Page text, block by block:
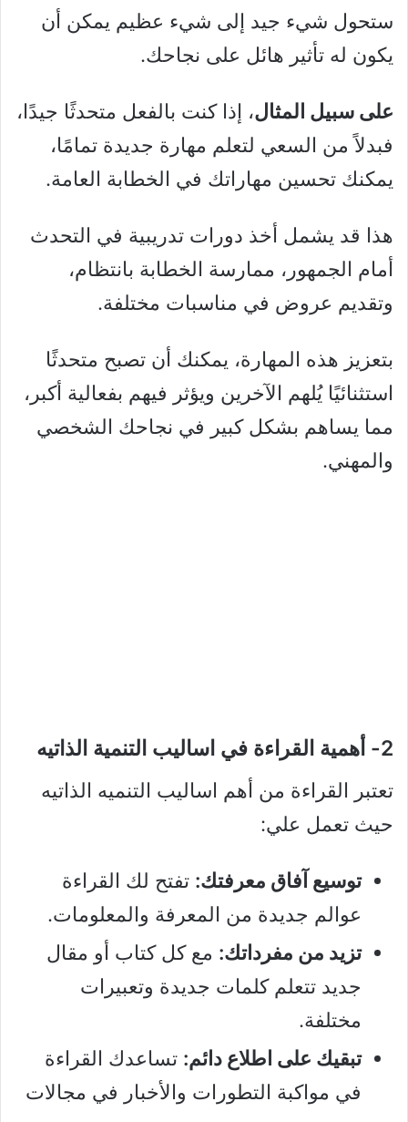
ستحول شيء جيد إلى شيء عظيم يمكن أن
يكون له تأثير هائل على نجاحك.
على سبيل المثال، إذا كنت بالفعل متحدثًا جيدًا،
فبدلاً من السعي لتعلم مهارة جديدة تمامًا،
يمكنك تحسين مهاراتك في الخطابة العامة.
هذا قد يشمل أخذ دورات تدريبية في التحدث
أمام الجمهور، ممارسة الخطابة بانتظام،
وتقديم عروض في مناسبات مختلفة.
بتعزيز هذه المهارة، يمكنك أن تصبح متحدثًا
استثنائيًا يُلهم الآخرين ويؤثر فيهم بفعالية أكبر،
مما يساهم بشكل كبير في نجاحك الشخصي
والمهني.
2- أهمية القراءة في اساليب التنمية الذاتيه
تعتبر القراءة من أهم اساليب التنميه الذاتيه
حيث تعمل علي:
توسيع آفاق معرفتك: تفتح لك القراءة
عوالم جديدة من المعرفة والمعلومات.
تزيد من مفرداتك: مع كل كتاب أو مقال
جديد تتعلم كلمات جديدة وتعبيرات
مختلفة.
تبقيك على اطلاع دائم: تساعدك القراءة
في مواكبة التطورات والأخبار في مجالات